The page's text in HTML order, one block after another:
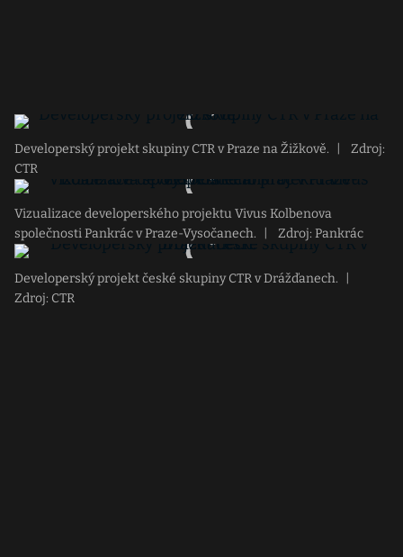
Developerský projekt skupiny CTR v Praze na Žižkově.
Zdroj:
CTR
Vizualizace developerského projektu Vivus Kolbenova
společnosti Pankrác v Praze-Vysočanech.
Zdroj: Pankrác
Developerský projekt české skupiny CTR v Drážďanech.
Zdroj: CTR